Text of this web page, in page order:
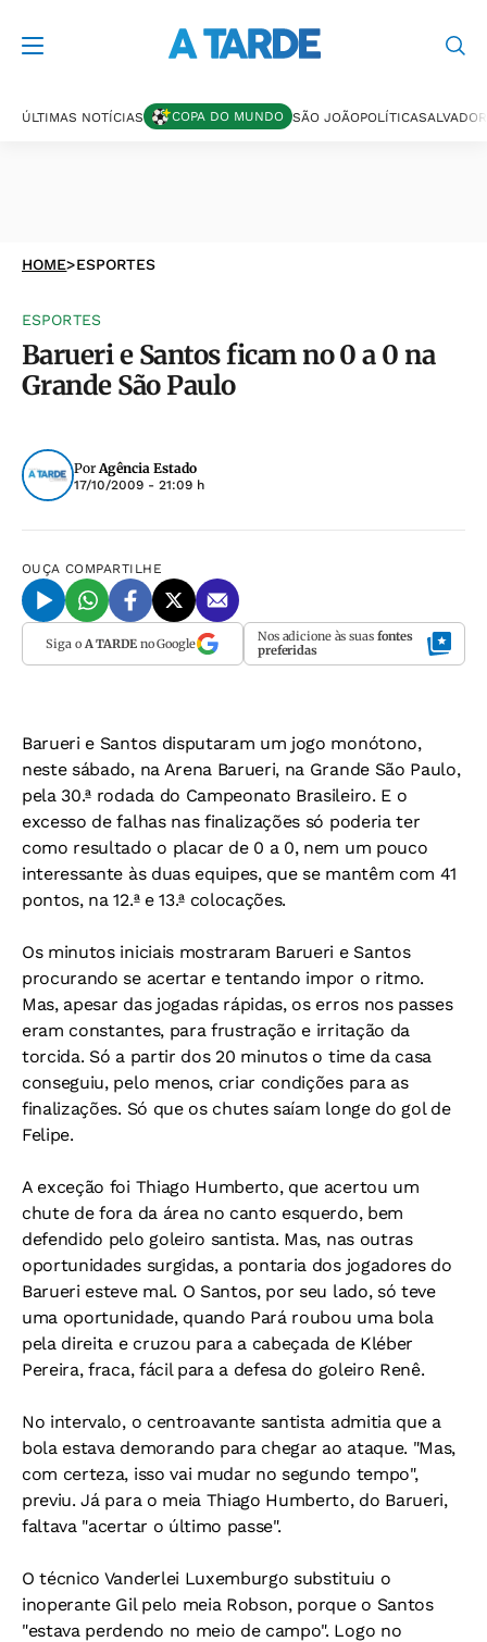
ÚLTIMAS NOTÍCIAS COPA DO MUNDO SÃO JOÃOPOLÍTICASALVADOR
HOME>ESPORTES
ESPORTES
Barueri e Santos ficam no 0 a 0 na
Grande São Paulo
PorAgência Estado
17/10/2009 - 21:09 h
OUÇA COMPARTILHE
Siga o A TARDEno Google Nos adicione às suas fontes
preferidas
Barueri e Santos disputaram um jogo monótono,
neste sábado, na Arena Barueri, na Grande São Paulo,
pela 30.ª rodada do Campeonato Brasileiro. E o
excesso de falhas nas finalizações só poderia ter
como resultado o placar de 0 a 0, nem um pouco
interessante às duas equipes, que se mantêm com 41
pontos, na 12.ª e 13.ª colocações.
Os minutos iniciais mostraram Barueri e Santos
procurando se acertar e tentando impor o ritmo.
Mas, apesar das jogadas rápidas, os erros nos passes
eram constantes, para frustração e irritação da
torcida. Só a partir dos 20 minutos o time da casa
conseguiu, pelo menos, criar condições para as
finalizações. Só que os chutes saíam longe do gol de
Felipe.
A exceção foi Thiago Humberto, que acertou um
chute de fora da área no canto esquerdo, bem
defendido pelo goleiro santista. Mas, nas outras
oportunidades surgidas, a pontaria dos jogadores do
Barueri esteve mal. O Santos, por seu lado, só teve
uma oportunidade, quando Pará roubou uma bola
pela direita e cruzou para a cabeçada de Kléber
Pereira, fraca, fácil para a defesa do goleiro Renê.
No intervalo, o centroavante santista admitia que a
bola estava demorando para chegar ao ataque. "Mas,
com certeza, isso vai mudar no segundo tempo",
previu. Já para o meia Thiago Humberto, do Barueri,
faltava "acertar o último passe".
O técnico Vanderlei Luxemburgo substituiu o
inoperante Gil pelo meia Robson, porque o Santos
"estava perdendo no meio de campo". Logo no